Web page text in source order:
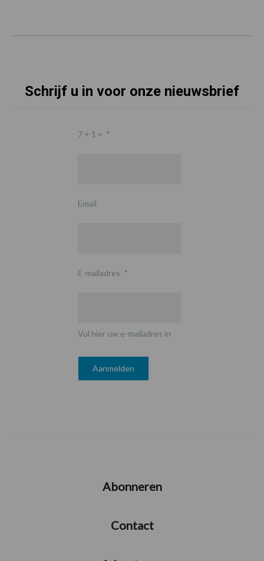
Schrijf u in voor onze nieuwsbrief
7 + 1 = *
Email
E-mailadres *
Vul hier uw e-mailadres in
Abonneren
Contact